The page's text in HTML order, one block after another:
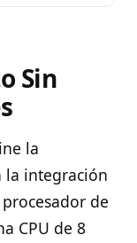
Sin
la
la integración
de
CPU de 8